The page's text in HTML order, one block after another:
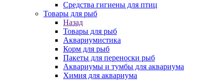
Средства гигиены для птиц
Товары для рыб
Назад
Товары для рыб
Аквариумистика
Корм для рыб
Пакеты для переноски рыб
Аквариумы и тумбы для аквариума
Химия для аквариума